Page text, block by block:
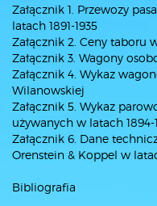
Załącznik 1. Przewozy
latach 1891-1935
Załącznik 2. Ceny taboru
Załącznik 3. Wagony
Załącznik 4. Wykaz
Wilanowskiej
Załącznik 5. Wykaz
używanych w latach 1894-
Załącznik 6. Dane
Orenstein & Koppel w
Bibliografia